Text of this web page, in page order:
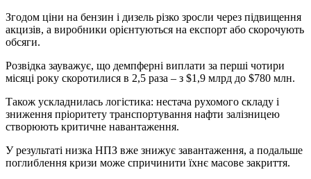
Згодом ціни на бензин і дизель різко зросли через підвищення
акцизів, а виробники орієнтуються на експорт або скорочують
обсяги.
Розвідка зауважує, що демпферні виплати за перші чотири
місяці року скоротилися в 2,5 раза – з $1,9 млрд до $780 млн.
Також ускладнилась логістика: нестача рухомого складу і
зниження пріоритету транспортування нафти залізницею
створюють критичне навантаження.
У результаті низка НПЗ вже знижує завантаження, а подальше
поглиблення кризи може спричинити їхнє масове закриття.